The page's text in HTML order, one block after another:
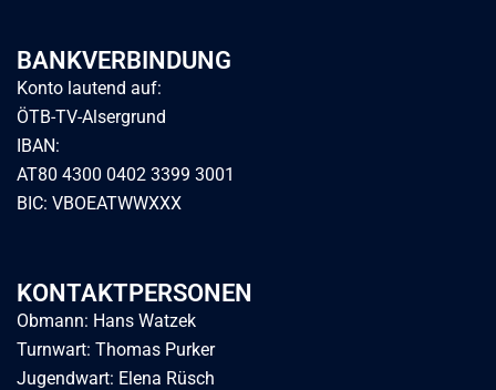
BANKVERBINDUNG
Konto lautend auf:
ÖTB-TV-Alsergrund
IBAN:
AT80 4300 0402 3399 3001
BIC: VBOEATWWXXX
KONTAKTPERSONEN
Obmann: Hans Watzek
Turnwart: Thomas Purker
Jugendwart: Elena Rüsch